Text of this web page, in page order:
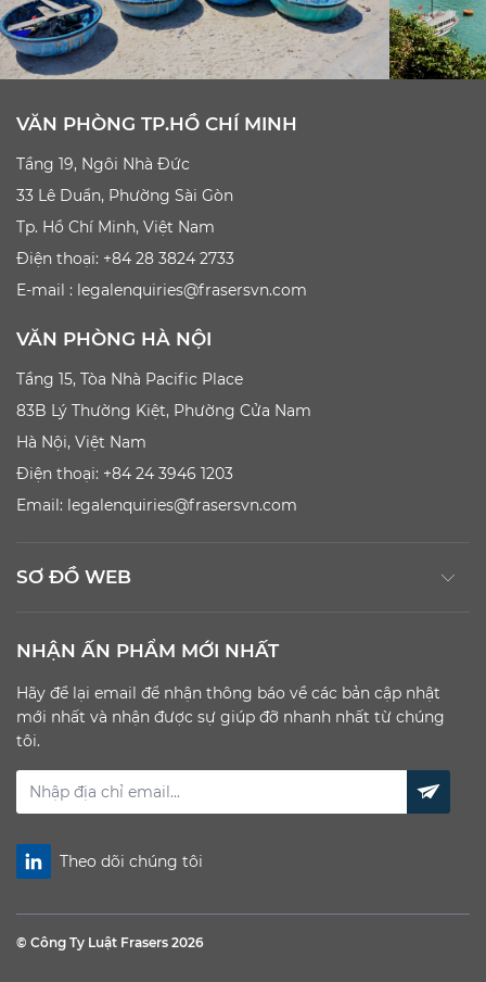
VĂN PHÒNG TP.HỒ CHÍ MINH
Tầng 19, Ngôi Nhà Đức
33 Lê Duẩn, Phường Sài Gòn
Tp. Hồ Chí Minh, Việt Nam
Điện thoại: +84 28 3824 2733
E-mail : legalenquiries@frasersvn.com
VĂN PHÒNG HÀ NỘI
Tầng 15, Tòa Nhà Pacific Place
83B Lý Thường Kiệt, Phường Cửa Nam
Hà Nội, Việt Nam
Điện thoại: +84 24 3946 1203
Email: legalenquiries@frasersvn.com
SƠ ĐỒ WEB
NHẬN ẤN PHẨM MỚI NHẤT
Hãy để lại email để nhận thông báo về các bản cập nhật
mới nhất và nhận được sự giúp đỡ nhanh nhất từ chúng
tôi.
Theo dõi chúng tôi
© Công Ty Luật Frasers 2026